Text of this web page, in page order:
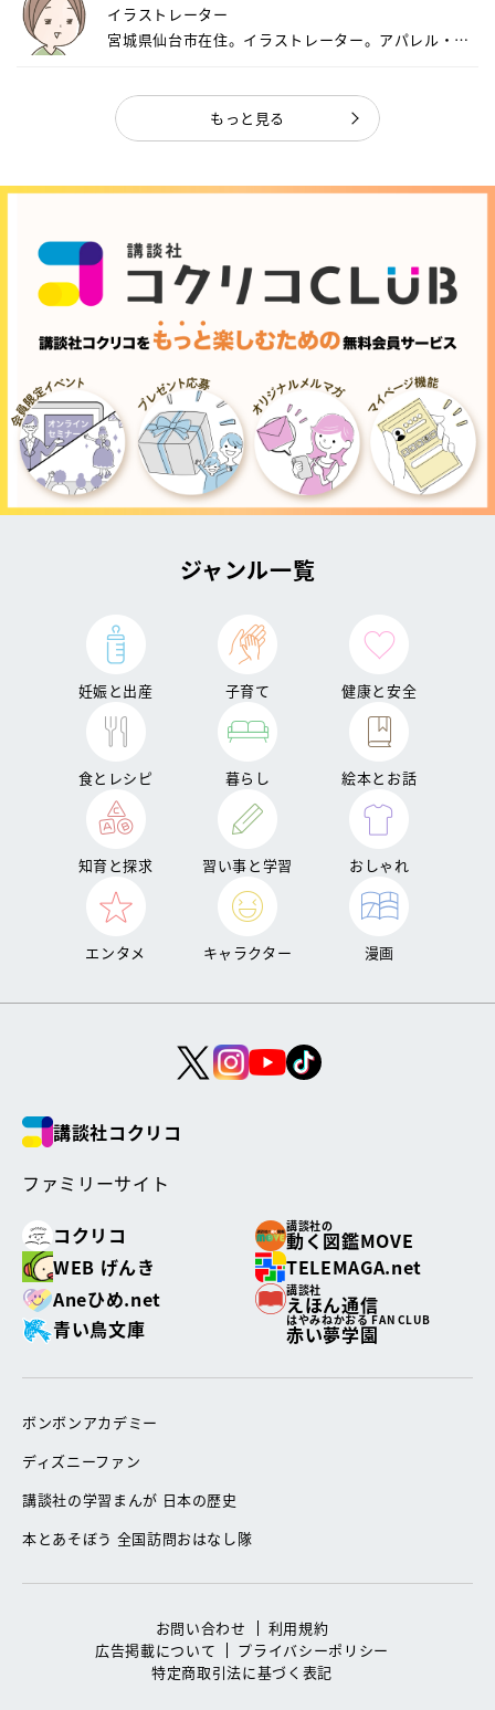
イラストレーター
宮城県仙台市在住。イラストレーター。アパレル・キ
もっと見る
ジャンル一覧
妊娠と出産 子育て 健康と安全
食とレシピ 暮らし 絵本とお話
知育と探求 習い事と学習 おしゃれ
エンタメ キャラクター 漫画
講談社コクリコ
ファミリーサイト
コクリコ
講談社の
動く図鑑MOVE
WEB げんき
TELEMAGA.net
Aneひめ.net
講談社
えほん通信
青い鳥文庫
はやみねかおる FAN CLUB
赤い夢学園
ボンボンアカデミー
ディズニーファン
講談社の学習まんが 日本の歴史
本とあそぼう 全国訪問おはなし隊
お問い合わせ
利用規約
広告掲載について
プライバシーポリシー
特定商取引法に基づく表記